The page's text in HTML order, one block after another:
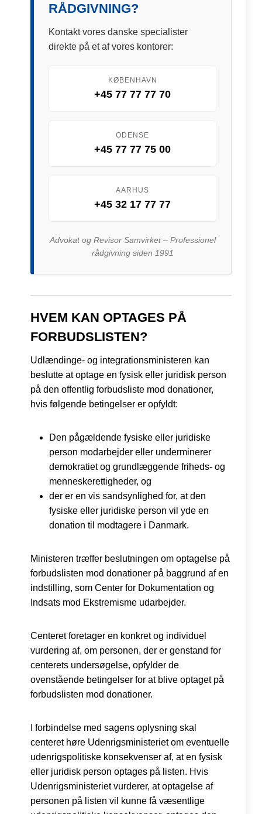
RÅDGIVNING?
Kontakt vores danske specialister
direkte på et af vores kontorer:
KØBENHAVN
+45 77 77 77 70
ODENSE
+45 77 77 75 00
AARHUS
+45 32 17 77 77
Advokat og Revisor Samvirket – Professionel
rådgivning siden 1991
HVEM KAN OPTAGES PÅ
FORBUDSLISTEN?
Udlændinge- og integrationsministeren kan
beslutte at optage en fysisk eller juridisk person
på den offentlig forbudsliste mod donationer,
hvis følgende betingelser er opfyldt:
Den pågældende fysiske eller juridiske
person modarbejder eller underminerer
demokratiet og grundlæggende friheds- og
menneskerettigheder, og
der er en vis sandsynlighed for, at den
fysiske eller juridiske person vil yde en
donation til modtagere i Danmark.
Ministeren træffer beslutningen om optagelse på
forbudslisten mod donationer på baggrund af en
indstilling, som Center for Dokumentation og
Indsats mod Ekstremisme udarbejder.
Centeret foretager en konkret og individuel
vurdering af, om personen, der er genstand for
centerets undersøgelse, opfylder de
ovenstående betingelser for at blive optaget på
forbudslisten mod donationer.
I forbindelse med sagens oplysning skal
centeret høre Udenrigsministeriet om eventuelle
udenrigspolitiske konsekvenser af, at en fysisk
eller juridisk person optages på listen. Hvis
Udenrigsministeriet vurderer, at optagelse af
personen på listen vil kunne få væsentlige